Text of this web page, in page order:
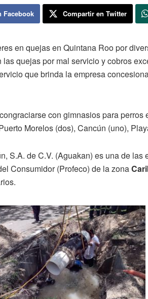
Facebook Compartir en Twitter
en quejas en Quintana Roo por
quejas por mal servicio y cobros
que brinda la empresa
con gimnasios para
Morelos (dos), Cancún (uno),
S.A. de C.V. (Aguakan) es una de las
Consumidor (Profeco) de la zona